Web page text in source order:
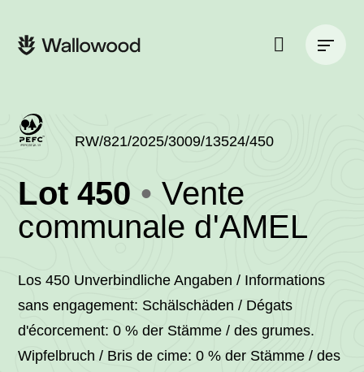
navigation
principale
Lot 450 (RW/821/
-
Vente
communale d'AMEL
RW/821/2025/3009/13524/450
Los 450 Unverbindliche Angaben / Informations
sans engagement: Schälschäden / Dégats
d'écorcement: 0 % der Stämme / des grumes.
Wipfelbruch / Bris de cime: 0 % der Stämme / des
principale